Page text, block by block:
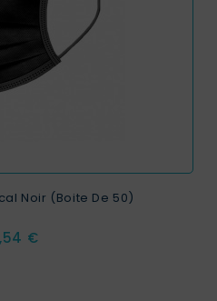
Noir (Boite De 50)
€